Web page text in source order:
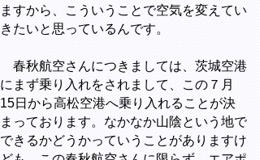
ますから、こういうことで空気を変えてい
きたいと思っているんです。
春秋航空さんにつきましては、茨城空港
にまず乗り入れをされまして、この７月
15日から高松空港へ乗り入れることが決
まっております。なかなか山陰という地で
できるかどうかっていうことがありますけ